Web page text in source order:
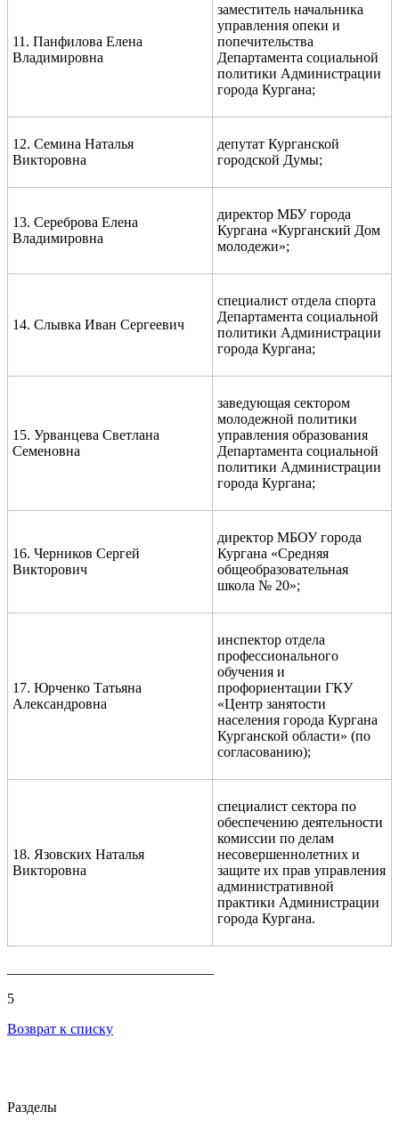
11. Панфилова Елена
Владимировна
заместитель начальника
управления опеки и
попечительства
Департамента социальной
политики Администрации
города Кургана;
12. Семина Наталья
Викторовна
депутат Курганской
городской Думы;
13. Сереброва Елена
Владимировна
директор МБУ города
Кургана «Курганский Дом
молодежи»;
14. Слывка Иван Сергеевич
специалист отдела спорта
Департамента социальной
политики Администрации
города Кургана;
15. Урванцева Светлана
Семеновна
заведующая сектором
молодежной политики
управления образования
Департамента социальной
политики Администрации
города Кургана;
16. Черников Сергей
Викторович
директор МБОУ города
Кургана «Средняя
общеобразовательная
школа № 20»;
17. Юрченко Татьяна
Александровна
инспектор отдела
профессионального
обучения и
профориентации ГКУ
«Центр занятости
населения города Кургана
Курганской области» (по
согласованию);
18. Язовских Наталья
Викторовна
специалист сектора по
обеспечению деятельности
комиссии по делам
несовершеннолетних и
защите их прав управления
административной
практики Администрации
города Кургана.
5
Возврат к списку
Разделы